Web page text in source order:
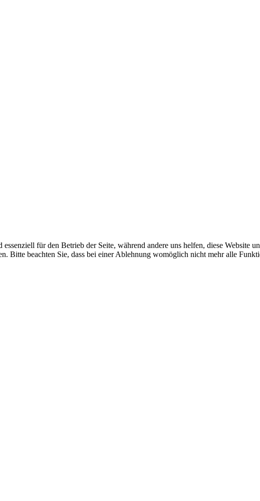
für den Betrieb der Seite, während andere uns helfen, diese Website
Bitte beachten Sie, dass bei einer Ablehnung womöglich nicht mehr alle